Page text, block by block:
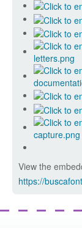
View the
https://